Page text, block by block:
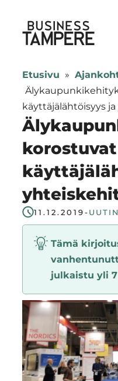
suoraan
sisältöön
Business Tampere
Tampere
supports
talents,
investors
entrepreneurs
in
making
a
smooth
start
Tampere
Region
Etusivu »
käyttäjälähtöisyys
11.12.2019-
Tämä
julkaistu yli